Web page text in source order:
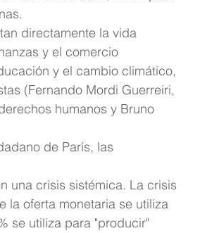
directamente la vida
y el comercio
y el cambio climático,
(Fernando Mordi Guerreiri,
humanos y Bruno
de París, las
una crisis sistémica. La crisis
la oferta monetaria se utiliza
se utiliza para "producir"